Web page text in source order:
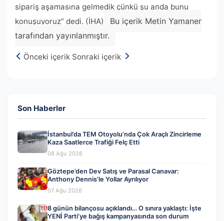
sipariş aşamasına gelmedik çünkü şu anda bunu
konuşuyoruz” dedi. (İHA)
Bu içerik Metin Yamaner
tarafından yayınlanmıştır.
Önceki içerik Sonraki içerik
Son Haberler
İstanbul’da TEM Otoyolu’nda Çok Araçlı Zincirleme
Kaza Saatlerce Trafiği Felç Etti
08 Ağu 2026
Göztepe’den Dev Satış ve Parasal Canavar:
Anthony Dennis’le Yollar Ayrılıyor
07 Ağu 2026
8 günün bilançosu açıklandı… O sınıra yaklaştı: İşte
YENİ Parti’ye bağış kampanyasında son durum